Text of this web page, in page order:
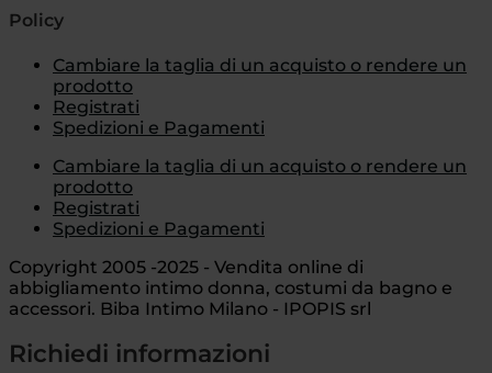
Policy
Cambiare la taglia di un acquisto o rendere un
prodotto
Registrati
Spedizioni e Pagamenti
Cambiare la taglia di un acquisto o rendere un
prodotto
Registrati
Spedizioni e Pagamenti
Copyright 2005 -2025 - Vendita online di
abbigliamento intimo donna, costumi da bagno e
accessori. Biba Intimo Milano - IPOPIS srl
Richiedi informazioni